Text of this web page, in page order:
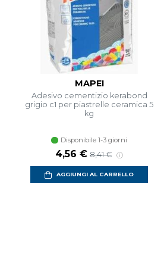
MAPEI
Adesivo cementizio kerabond
grigio c1 per piastrelle ceramica 5
kg
Disponibile 1-3 giorni
4,56 € 8,41 €
AGGIUNGI AL CARRELLO